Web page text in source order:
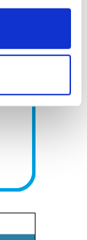
it for
is processed
beste,
edukia
eta